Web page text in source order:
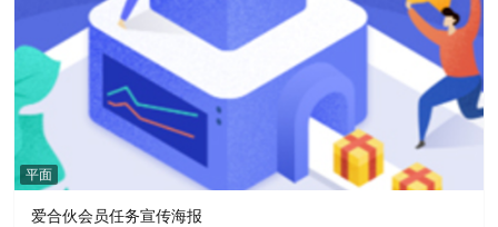
平面
爱合伙会员任务宣传海报